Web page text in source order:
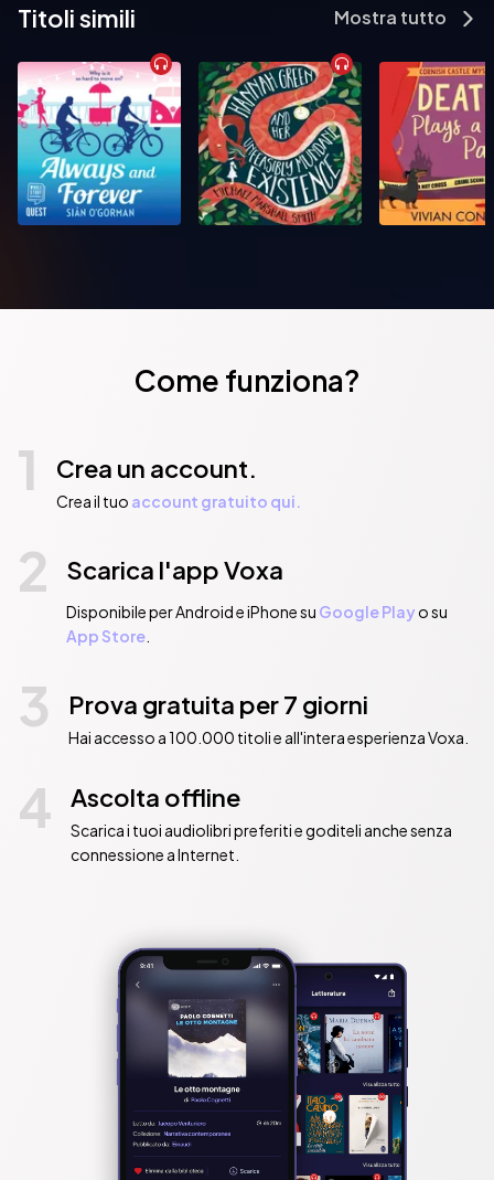
Titoli simili Mostra tutto
Come funziona?
1 Crea un account.
Crea il tuo account gratuito qui.
2 Scarica l'app Voxa
Disponibile per Android e iPhone su Google Playo su
App Store.
3 Prova gratuita per 7 giorni
Hai accesso a 100.000 titoli e all'intera esperienza Voxa.
4 Ascolta offline
Scarica i tuoi audiolibri preferiti e goditeli anche senza
connessione a Internet.